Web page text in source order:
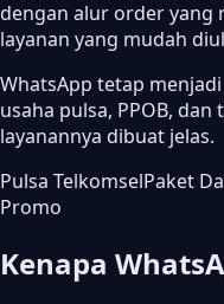
dengan alur order yang
layanan yang mudah
WhatsApp tetap
usaha pulsa, PPOB,
layanannya dibuat jelas.
Pulsa TelkomselPaket
Promo
Kenapa